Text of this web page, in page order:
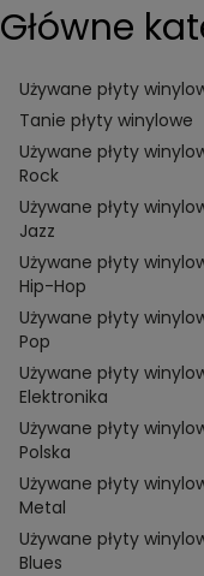
Główne
Używane płyty
Tanie płyty winylowe
Używane płyty
Rock
Używane płyty
Jazz
Używane płyty
Hip-Hop
Używane płyty
Pop
Używane płyty
Elektronika
Używane płyty
Polska
Używane płyty
Metal
Używane płyty
Blues